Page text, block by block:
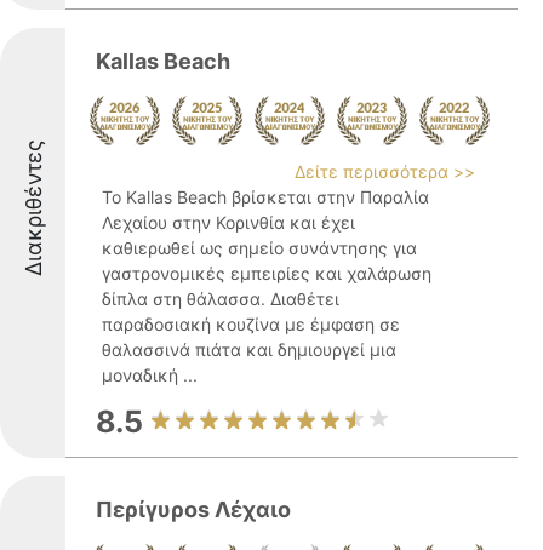
Διακριθέντες
Kallas Beach
Δείτε περισσότερα >>
Το Kallas Beach βρίσκεται στην Παραλία
Λεχαίου στην Κορινθία και έχει
καθιερωθεί ως σημείο συνάντησης για
γαστρονομικές εμπειρίες και χαλάρωση
δίπλα στη θάλασσα. Διαθέτει
παραδοσιακή κουζίνα με έμφαση σε
θαλασσινά πιάτα και δημιουργεί μια
μοναδική ...
8.5
Περίγυροs Λέχαιο